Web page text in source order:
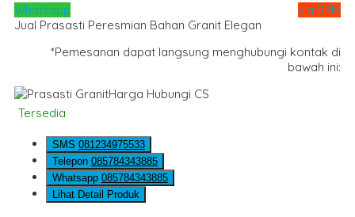
Whatsapp
via SMS
Jual Prasasti Peresmian Bahan Granit Elegan
*Pemesanan dapat langsung menghubungi kontak di
bawah ini:
Harga Hubungi CS
Tersedia
SMS 081234975533
Telepon 085784343885
Whatsapp 085784343885
Lihat Detail Produk